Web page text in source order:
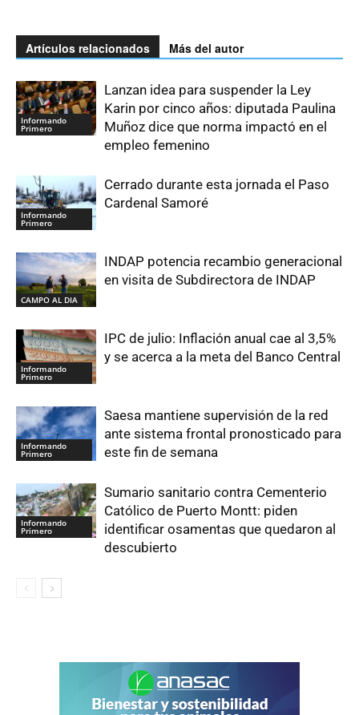
Artículos relacionados Más del autor
Informando
Primero
Lanzan idea para suspender la Ley
Karin por cinco años: diputada Paulina
Muñoz dice que norma impactó en el
empleo femenino
Informando
Primero
Cerrado durante esta jornada el Paso
Cardenal Samoré
CAMPO AL DIA
INDAP potencia recambio generacional
en visita de Subdirectora de INDAP
Informando
Primero
IPC de julio: Inflación anual cae al 3,5%
y se acerca a la meta del Banco Central
Informando
Primero
Saesa mantiene supervisión de la red
ante sistema frontal pronosticado para
este fin de semana
Informando
Primero
Sumario sanitario contra Cementerio
Católico de Puerto Montt: piden
identificar osamentas que quedaron al
descubierto